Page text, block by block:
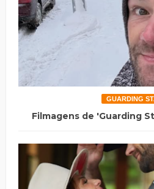
GUARDING
Filmagens de 'Guarding